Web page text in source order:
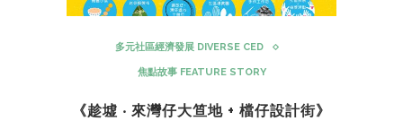
多元社區經濟發展 DIVERSE CED
焦點故事 FEATURE STORY
《趁墟 ‧ 來灣仔大笪地 + 檔仔設計街》